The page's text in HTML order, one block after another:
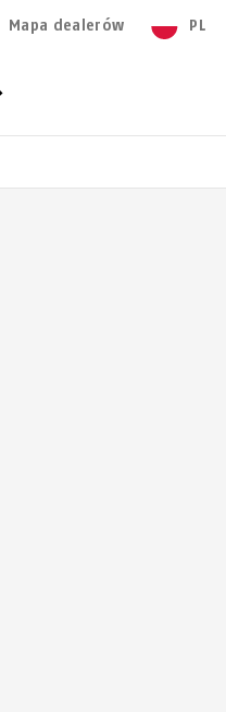
Mapa dealerów PL